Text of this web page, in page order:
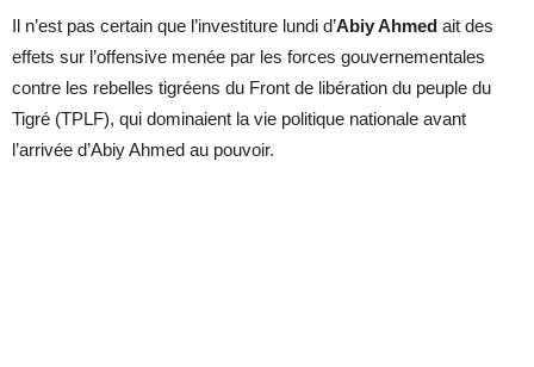
Il n’est pas certain que l’investiture lundi d’Abiy Ahmed ait des
effets sur l’offensive menée par les forces gouvernementales
contre les rebelles tigréens du Front de libération du peuple du
Tigré (TPLF), qui dominaient la vie politique nationale avant
l’arrivée d’Abiy Ahmed au pouvoir.